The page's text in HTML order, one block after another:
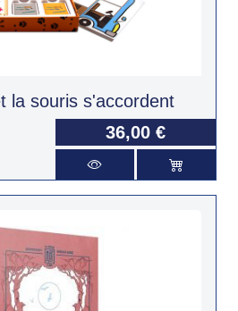
la souris s'accordent
36,00 €